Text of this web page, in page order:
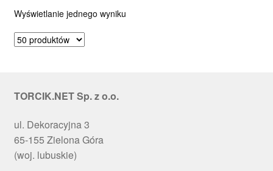
Wyświetlanie jednego wyniku
TORCIK.NET Sp. z o.o.
ul. Dekoracyjna 3
65-155 Zielona Góra
(woj. lubuskie)